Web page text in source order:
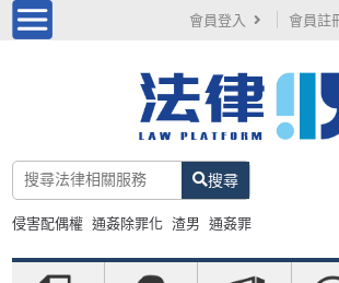
會員登入 會員註
搜尋
侵害配偶權 通姦除罪化 渣男 通姦罪